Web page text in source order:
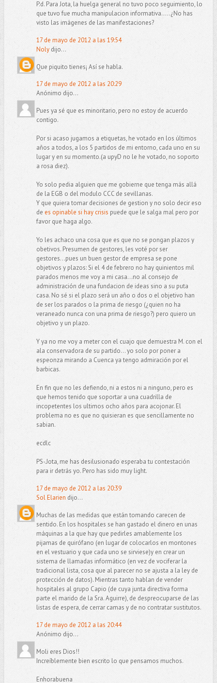
P.d. Para Jota, la huelga general no tuvo poco seguimiento, lo
que tuvo fue mucha manipulacion informativa.....¿No has
visto las imágenes de las manifestaciones?
17 de mayo de 2012 a las 19:54
Nolydijo...
Que piquito tienes¡ Así se habla.
17 de mayo de 2012 a las 20:29
Anónimo dijo...
Pues ya sé que es minoritario, pero no estoy de acuerdo
contigo.
Por si acaso jugamos a etiquetas, he votado en los últimos
años a todos, a los 5 partidos de mi entorno, cada uno en su
lugar y en su momento.(a upyD no le he votado, no soporto
a rosa diez).
Yo solo pedia alguien que me gobierne que tenga más allá
de la EGB o del modulo CCC de sevillanas.
Y que quiera tomar decisiones de gestion y no solo decir eso
de es opinable si hay crisis puede que le salga mal pero por
favor que haga algo.
Yo les achaco una cosa que es que no se pongan plazos y
obetivos. Presumen de gestores, les voté por ser
gestores...pues un buen gestor de empresa se pone
objetivos y plazos: Si el 4 de febrero no hay quinientos mil
parados menos me voy a mi casa...no al consejo de
administración de una fundacion de ideas sino a su puta
casa. No sé si el plazo será un año o dos o el objetivo han
de ser los parados o la prima de riesgo (¿quien no ha
veraneado nunca con una prima de riesgo?) pero quiero un
objetivo y un plazo.
Y ya no me voy a meter con el cuajo que demuestra M. con el
ala conservadora de su partido... yo solo por poner a
espeonza mirando a Cuenca ya tengo admiración por el
barbicas.
En fin que no les defiendo, ni a estos ni a ninguno, pero es
que hemos tenido que soportar a una cuadrilla de
incopetentes los ultimos ocho años para acojonar. El
problema no es que no quisieran es que sencillamente no
sabian.
ecdlc
PS-.Jota, me has desilusionado esperaba tu contestación
para ir detrás yo. Pero has sido muy light.
17 de mayo de 2012 a las 20:39
Sol Elarien dijo...
Muchas de las medidas que están tomando carecen de
sentido. En los hospitales se han gastado el dinero en unas
máquinas a la que hay que pedirles amablemente los
pijamas de quirófano (en lugar de colocarlos en montones
en el vestuario y que cada uno se sirviese)y en crear un
sistema de llamadas informático (en vez de vociferar la
tradicional lista, cosa que al parecer no se ajusta a la ley de
protección de datos). Mientras tanto hablan de vender
hospitales al grupo Capio (de cuya junta directiva forma
parte el marido de la Sra. Aguirre), de despreocuparse de las
listas de espera, de cerrar camas y de no contratar sustitutos.
17 de mayo de 2012 a las 20:44
Anónimo dijo...
Moli eres Dios!!
Increíblemente bien escrito lo que pensamos muchos.
Enhorabuena